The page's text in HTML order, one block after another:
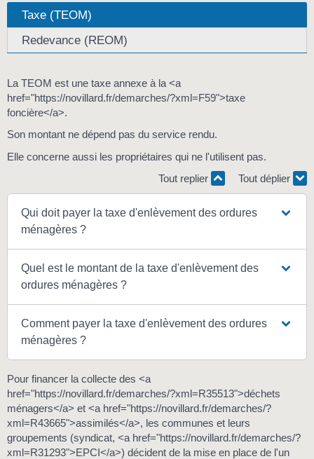
Taxe (TEOM)
Redevance (REOM)
La TEOM est une taxe annexe à la <a
href="https://novillard.fr/demarches/?xml=F59">taxe
foncière</a>.
Son montant ne dépend pas du service rendu.
Elle concerne aussi les propriétaires qui ne l'utilisent pas.
Tout replier
Tout déplier
Qui doit payer la taxe d'enlèvement des ordures
ménagères ?
Quel est le montant de la taxe d'enlèvement des
ordures ménagères ?
Comment payer la taxe d'enlèvement des ordures
ménagères ?
Pour financer la collecte des <a
href="https://novillard.fr/demarches/?xml=R35513">déchets
ménagers</a> et <a href="https://novillard.fr/demarches/?
xml=R43665">assimilés</a>, les communes et leurs
groupements (syndicat, <a href="https://novillard.fr/demarches/?
xml=R31293">EPCI</a>) décident de la mise en place de l'un